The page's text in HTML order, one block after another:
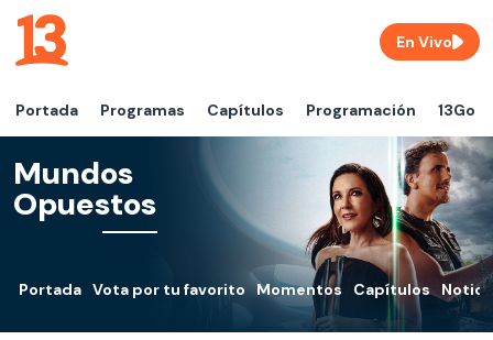
Portada Programas Capítulos Programación 13Go
En Vivo
Mundos
Opuestos
Portada Vota por tu favorito Momentos Capítulos